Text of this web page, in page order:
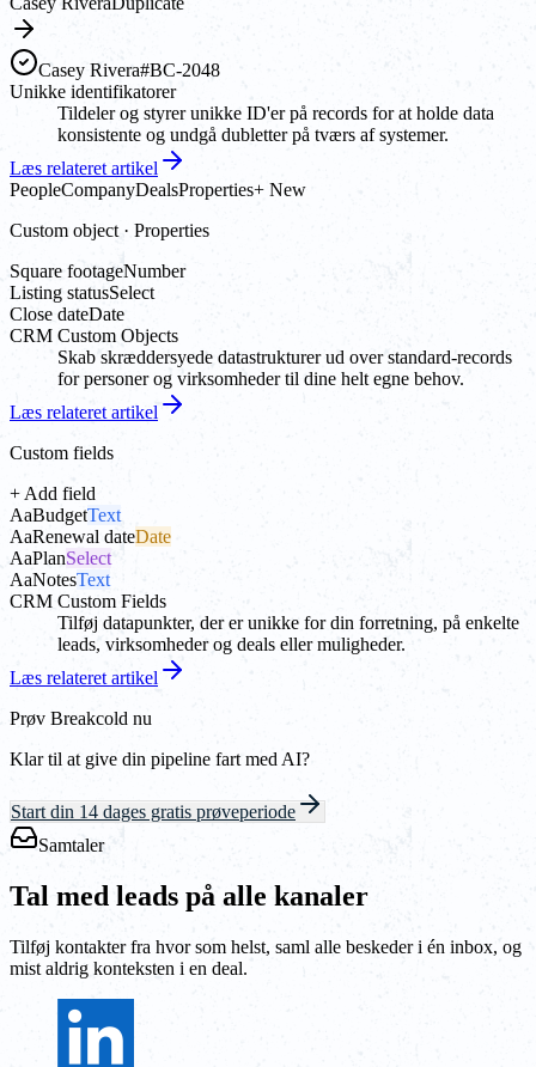
Casey Rivera#BC-2048
Unikke identifikatorer
Tildeler og styrer unikke ID'er på records for at holde data
konsistente og undgå dubletter på tværs af systemer.
Læs relateret artikel
PeopleCompanyDealsProperties+ New
Custom object · Properties
Square footageNumber
Listing statusSelect
Close dateDate
CRM Custom Objects
Skab skræddersyede datastrukturer ud over standard-records
for personer og virksomheder til dine helt egne behov.
Læs relateret artikel
Custom fields
+ Add field
AaBudgetText
AaRenewal dateDate
AaPlanSelect
AaNotesText
CRM Custom Fields
Tilføj datapunkter, der er unikke for din forretning, på enkelte
leads, virksomheder og deals eller muligheder.
Læs relateret artikel
Prøv Breakcold nu
Klar til at give din pipeline fart med AI?
Start din 14 dages gratis prøveperiode
Samtaler
Tal med leads på alle kanaler
Tilføj kontakter fra hvor som helst, saml alle beskeder i én inbox, og
mist aldrig konteksten i en deal.